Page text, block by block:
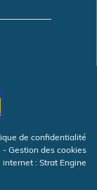
de confidentialité
- Gestion des cookies
internet : Strat Engine